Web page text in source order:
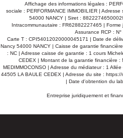
Affichage des informations légales :
sociale : PERFORMANCE IMMOBILIER |
54000 NANCY | Siret :
Intracommunautaire : FR62882227465 |
Assurance RCP :
Carte T : CPI54012020000045171 | Date de
Nancy 54000 NANCY | Caisse de garantie
: NC | Adresse caisse de garantie : 1 cours
CEDEX | Montant de la garantie financière :
MEDIMMOCONSO | Adresse du médiateur : 1
44505 LA BAULE CEDEX | Adresse du site : https://
| Date d'obtention du
Entreprise juridiquement et